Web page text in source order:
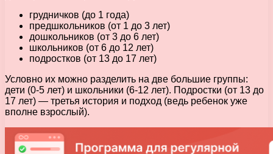
грудничков (до 1 года)
предшкольников (от 1 до 3 лет)
дошкольников (от 3 до 6 лет)
школьников (от 6 до 12 лет)
подростков (от 13 до 17 лет)
Условно их можно разделить на две большие группы:
дети (0-5 лет) и школьники (6-12 лет). Подростки (от 13 до
17 лет) — третья история и подход (ведь ребенок уже
вполне взрослый).